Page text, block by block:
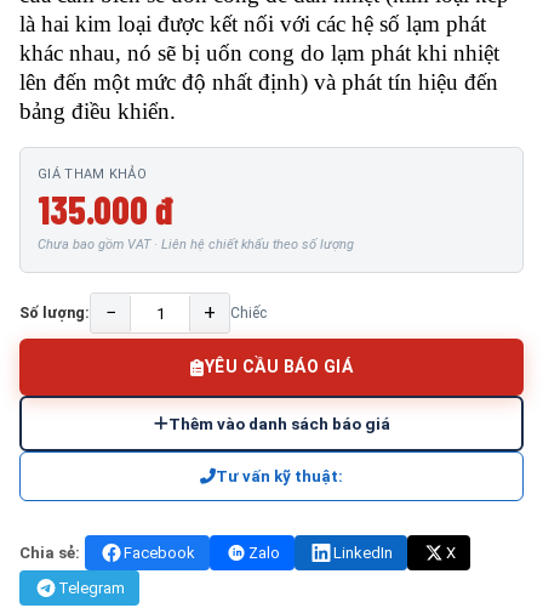
là hai kim loại được kết nối với các hệ số lạm phát
khác nhau, nó sẽ bị uốn cong do lạm phát khi nhiệt
lên đến một mức độ nhất định) và phát tín hiệu đến
bảng điều khiển.
GIÁ THAM KHẢO
135.000 đ
Chưa bao gồm VAT · Liên hệ chiết khấu theo số lượng
Số lượng: − + Chiếc
YÊU CẦU BÁO GIÁ
Thêm vào danh sách báo giá
Tư vấn kỹ thuật:
Chia sẻ: Facebook Zalo LinkedIn
X
Telegram